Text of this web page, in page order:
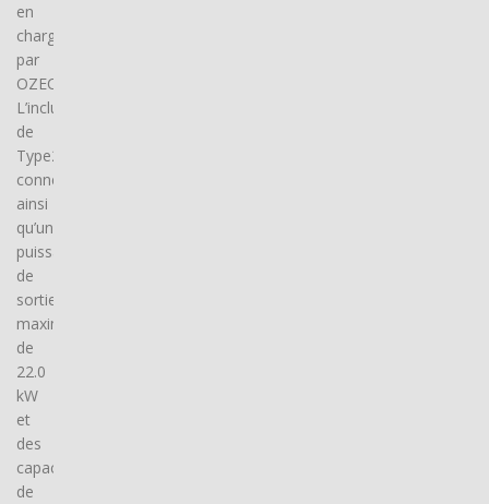
en
charge
par
OZECAR.
L’inclusion
de
Type2
connector(s),
ainsi
qu’une
puissance
de
sortie
maximale
de
22.0
kW
et
des
capacités
de